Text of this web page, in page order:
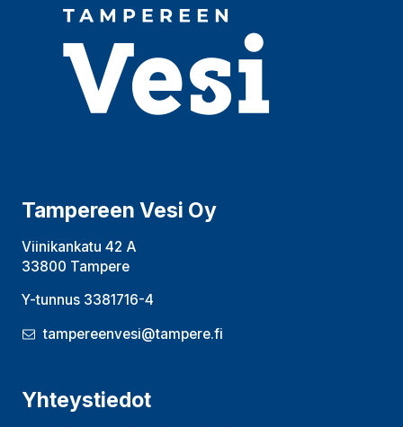
Tampereen Vesi Oy
Viinikankatu 42 A
33800 Tampere
Y-tunnus 3381716-4
tampereenvesi@tampere.fi
Yhteystiedot